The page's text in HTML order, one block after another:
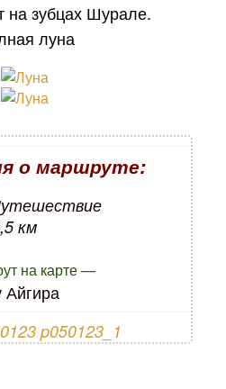
на зубцах Шурале.
луна
о маршруте:
км
на карте —
p050123_1